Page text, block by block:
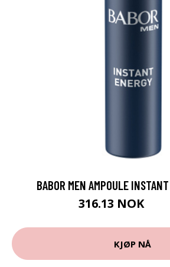
BABOR MEN AMPOULE
316.13 NOK
KJØP NÅ